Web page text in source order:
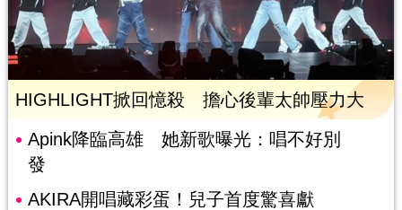
HIGHLIGHT掀回憶殺 擔心後輩太帥壓力大
Apink降臨高雄 她新歌曝光：唱不好別
發
AKIRA開唱藏彩蛋！兒子首度驚喜獻